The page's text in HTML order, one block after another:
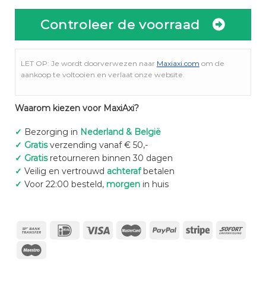
Controleer de voorraad
LET OP: Je wordt doorverwezen naar Maxiaxi.com om de
aankoop te voltooien en verlaat onze website.
Waarom kiezen voor MaxiAxi?
✓ Bezorging in Nederland & België
✓ Gratisverzending vanaf € 50,-
✓ Gratisretourneren binnen 30 dagen
✓ Veilig en vertrouwd achterafbetalen
✓ Voor 22:00 besteld, morgenin huis